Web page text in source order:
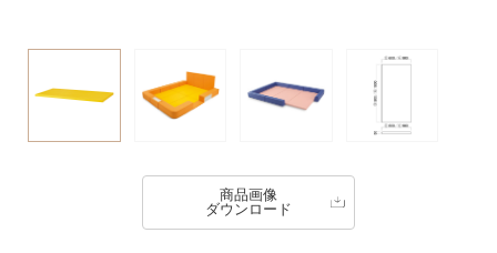
商品画像
ダウンロード